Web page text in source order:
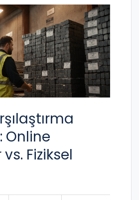
Online
vs. Fiziksel